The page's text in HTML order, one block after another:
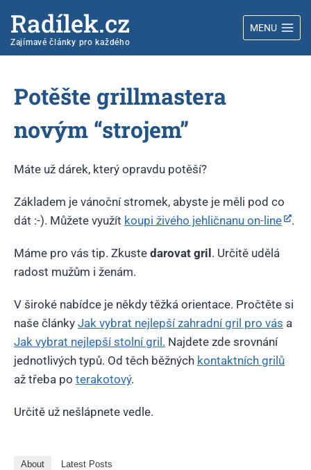
Radílek.cz
Zajímavé články pro každého
MENU
Potěšte grillmastera
novým “strojem”
Máte už dárek, který opravdu potěší?
Základem je vánoční stromek, abyste je měli pod co
dát :-). Můžete využít koupi živého jehličnanu on-line .
Máme pro vás tip. Zkuste darovat gril . Určitě udělá
radost mužům i ženám.
V široké nabídce je někdy těžká orientace. Pročtěte si
naše články Jak vybrat nejlepší zahradní gril pro vás a
Jak vybrat nejlepší stolní gril. Najdete zde srovnání
jednotlivých typů. Od těch běžných kontaktních grilů
až třeba po terakotový.
Určitě už nešlápnete vedle.
About Latest Posts